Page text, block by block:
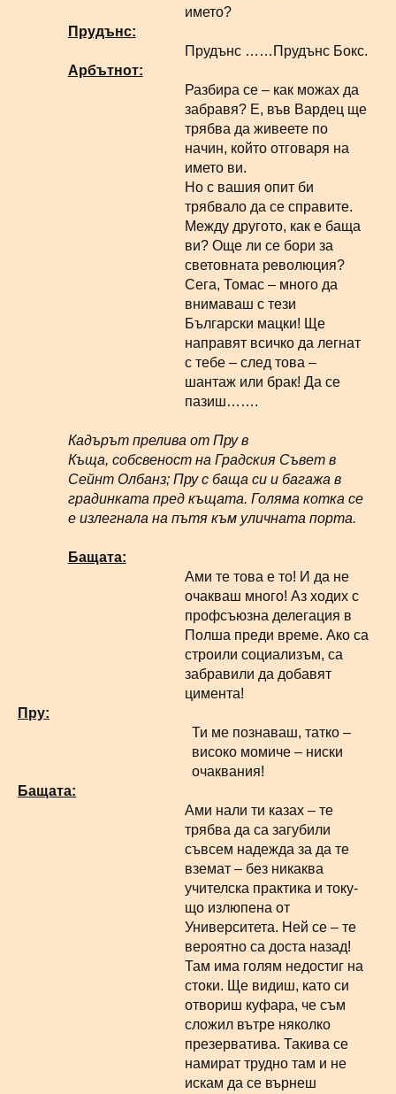
името?
Прудънс:
Прудънс ……Прудънс Бокс.
Арбътнот:
Разбира се – как можах да
забравя? Е, във Вардец ще
трябва да живеете по
начин, който отговаря на
името ви.
Но с вашия опит би
трябвало да се справите.
Между другото, как е баща
ви? Още ли се бори за
световната революция?
Сега, Томас – много да
внимаваш с тези
Български мацки! Ще
направят всичко да легнат
с тебе – след това –
шантаж или брак! Да се
пазиш…….
Кадърът прелива от Пру в
Къща, собсвеност на Градския Съвет в
Сейнт Олбанз; Пру с баща си и багажа в
градинката пред къщата. Голяма котка се
е излегнала на пътя към уличната порта.
Бащата:
Ами те това е то! И да не
очакваш много! Аз ходих с
профсъюзна делегация в
Полша преди време. Ако са
строили социализъм, са
забравили да добавят
цимента!
Пру:
Ти ме познаваш, татко –
високо момиче – ниски
очаквания!
Бащата:
Ами нали ти казах – те
трябва да са загубили
съвсем надежда за да те
вземат – без никаква
учителска практика и току-
що излюпена от
Университета. Ней се – те
вероятно са доста назад!
Там има голям недостиг на
стоки. Ще видиш, като си
отвориш куфара, че съм
сложил вътре няколко
презерватива. Такива се
намират трудно там и не
искам да се върнеш